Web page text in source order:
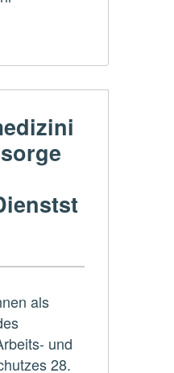
als
und
28.